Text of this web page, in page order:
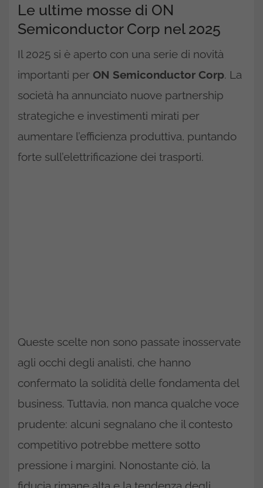
Le ultime mosse di ON
Semiconductor Corp nel 2025
Il 2025 si è aperto con una serie di novità
importanti per ON Semiconductor Corp. La
società ha annunciato nuove partnership
strategiche e investimenti mirati per
aumentare l’efficienza produttiva, puntando
forte sull’elettrificazione dei trasporti.
Queste scelte non sono passate inosservate
agli occhi degli analisti, che hanno
confermato la solidità delle fondamenta del
business. Tuttavia, non manca qualche voce
prudente: alcuni segnalano che il contesto
competitivo potrebbe mettere sotto
pressione i margini. Nonostante ciò, la